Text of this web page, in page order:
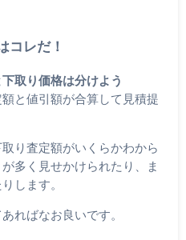
コレだ！
取り価格は分けよう
と値引額が合算して見積提
り査定額がいくらかわから
多く見せかけられたり、ま
します。
ればなお良いです。